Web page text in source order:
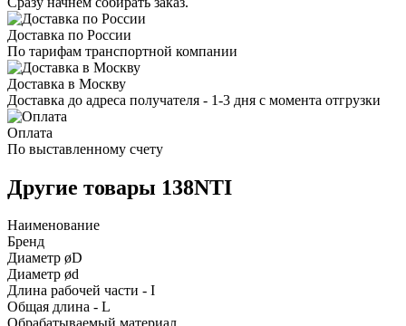
Доставка по России
По тарифам транспортной компании
Доставка в Москву
Доставка до адреса получателя - 1-3 дня с момента отгрузки
Оплата
По выставленному счету
Другие товары 138NTI
Наименование
Бренд
Диаметр øD
Диаметр ød
Длина рабочей части - I
Общая длина - L